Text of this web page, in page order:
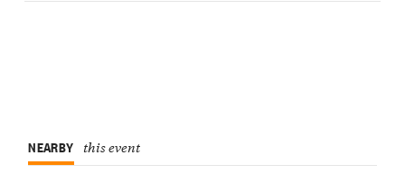
NEARBY this event